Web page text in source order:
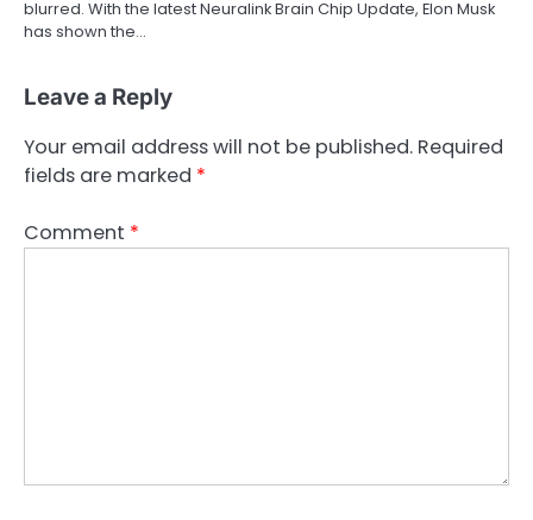
blurred. With the latest Neuralink Brain Chip Update, Elon Musk
has shown the…
Leave a Reply
Your email address will not be published. Required
fields are marked *
Comment *